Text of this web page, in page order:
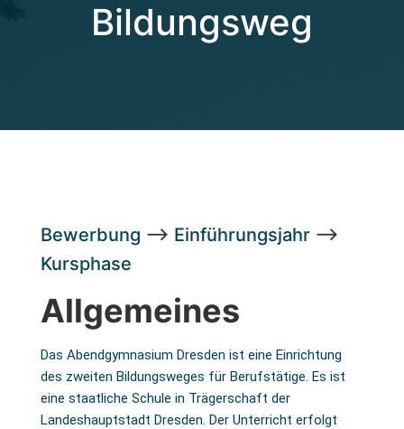
Bildungsweg
Bewerbung –> Einführungsjahr –>
Kursphase
Allgemeines
Das Abendgymnasium Dresden ist eine Einrichtung
des zweiten Bildungsweges für Berufstätige. Es ist
eine staatliche Schule in Trägerschaft der
Landeshauptstadt Dresden. Der Unterricht erfolgt